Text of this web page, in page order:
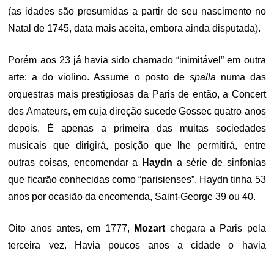
(as idades são presumidas a partir de seu nascimento no
Natal de 1745, data mais aceita, embora ainda disputada).
Porém aos 23 já havia sido chamado “inimitável” em outra
arte: a do violino. Assume o posto de spalla numa das
orquestras mais prestigiosas da Paris de então, a Concert
des Amateurs, em cuja direção sucede Gossec quatro anos
depois. É apenas a primeira das muitas sociedades
musicais que dirigirá, posição que lhe permitirá, entre
outras coisas, encomendar a
Haydn a série de sinfonias
que ficarão conhecidas como “parisienses”. Haydn tinha 53
anos por ocasião da encomenda, Saint-George 39 ou 40.
Oito anos antes, em 1777, Mozart chegara a Paris pela
terceira vez. Havia poucos anos a cidade o havia